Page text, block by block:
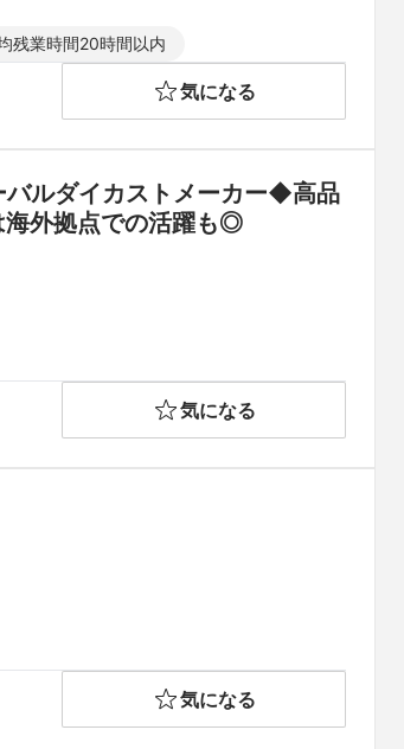
残業時間20時間以内
気になる
バルダイカストメーカー◆高品
海外拠点での活躍も◎
気になる
気になる